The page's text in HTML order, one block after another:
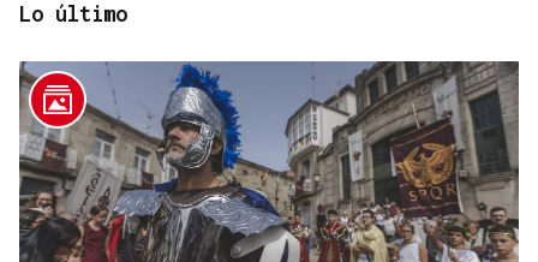
SEGURIDAD INFANTIL
Lo último